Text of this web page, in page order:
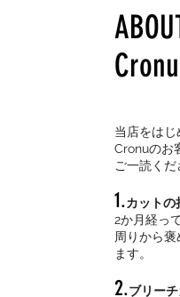
Cronu
当店をは
Cronuのお
ご一読くだ
1.カットの
2か月経っ
周りから
ます。
2.ブリー